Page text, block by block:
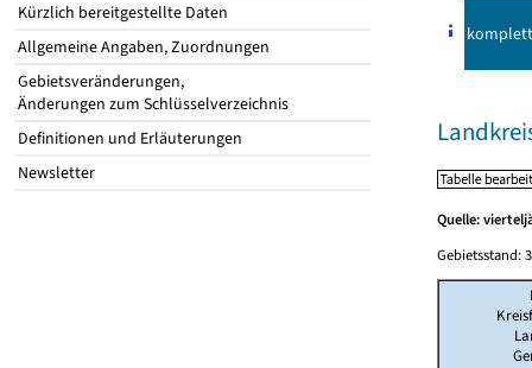
Kürzlich bereitgestellte Daten
Allgemeine Angaben, Zuordnungen
Gebietsveränderungen,
Änderungen zum Schlüsselverzeichnis
Definitionen und Erläuterungen
Newsletter
komplett
Quelle:
Gebietsstand: